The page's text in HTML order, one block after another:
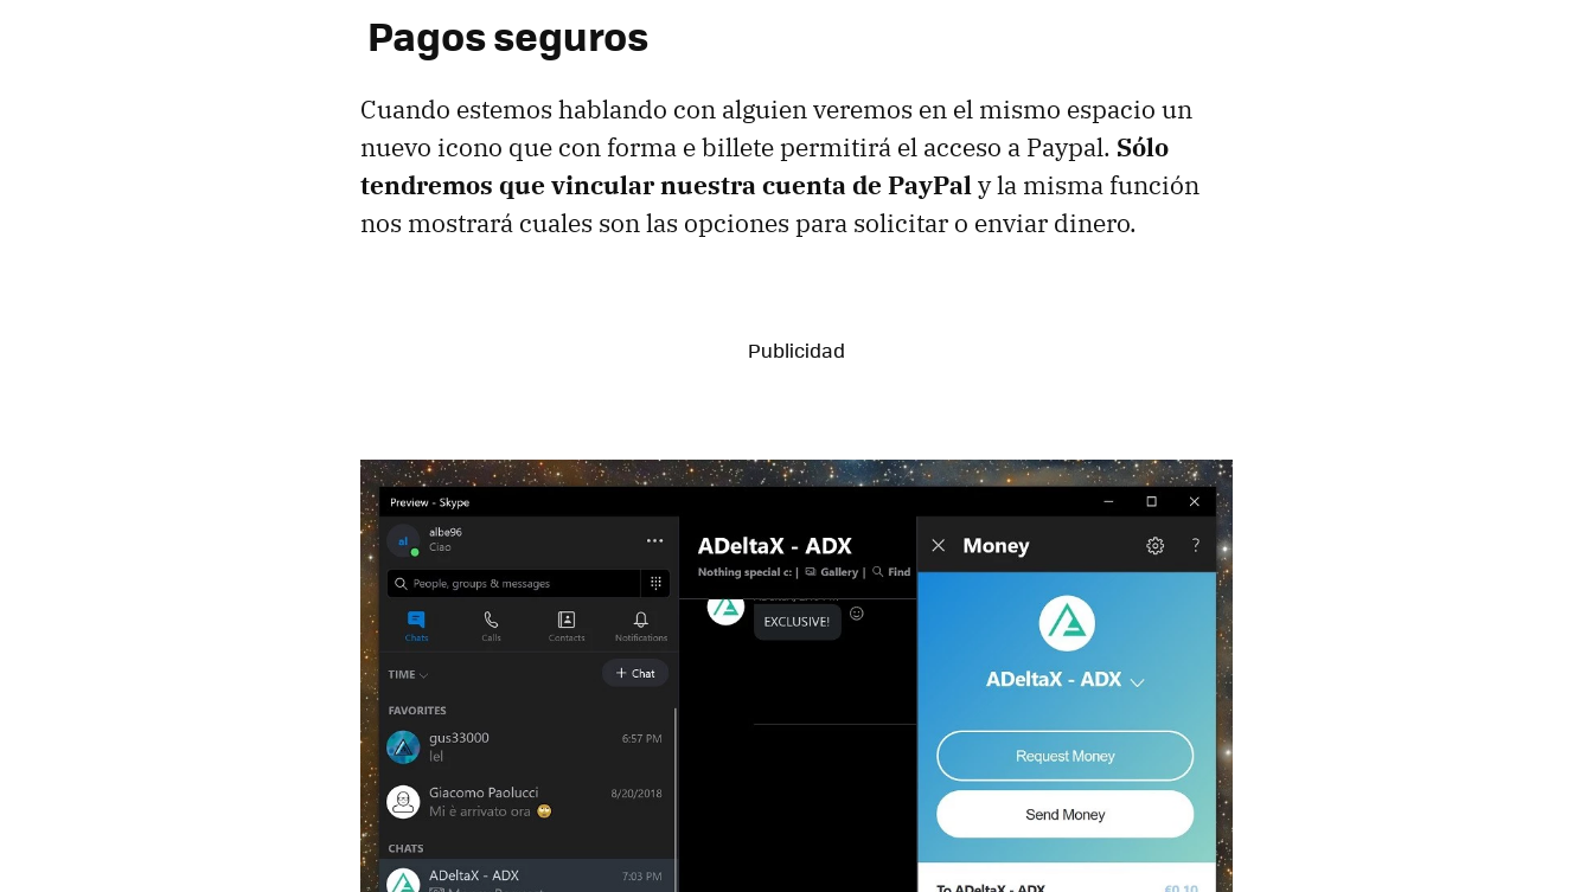
Pagos seguros
Cuando estemos hablando con alguien veremos en el mismo espacio un
nuevo icono que con forma e billete permitirá el acceso a Paypal. Sólo
tendremos que vincular nuestra cuenta de PayPaly la misma función
nos mostrará cuales son las opciones para solicitar o enviar dinero.